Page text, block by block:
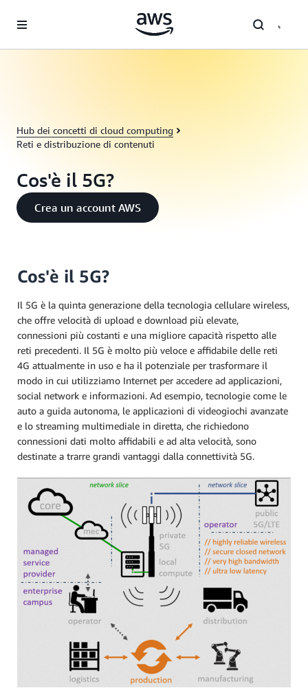
Hub dei concetti di cloud computing
Reti e distribuzione di contenuti
Cos'è il 5G?
Crea un account AWS
Cos'è il 5G?
Il 5G è la quinta generazione della tecnologia cellulare wireless,
che offre velocità di upload e download più elevate,
connessioni più costanti e una migliore capacità rispetto alle
reti precedenti. Il 5G è molto più veloce e affidabile delle reti
4G attualmente in uso e ha il potenziale per trasformare il
modo in cui utilizziamo Internet per accedere ad applicazioni,
social network e informazioni. Ad esempio, tecnologie come le
auto a guida autonoma, le applicazioni di videogiochi avanzate
e lo streaming multimediale in diretta, che richiedono
connessioni dati molto affidabili e ad alta velocità, sono
destinate a trarre grandi vantaggi dalla connettività 5G.